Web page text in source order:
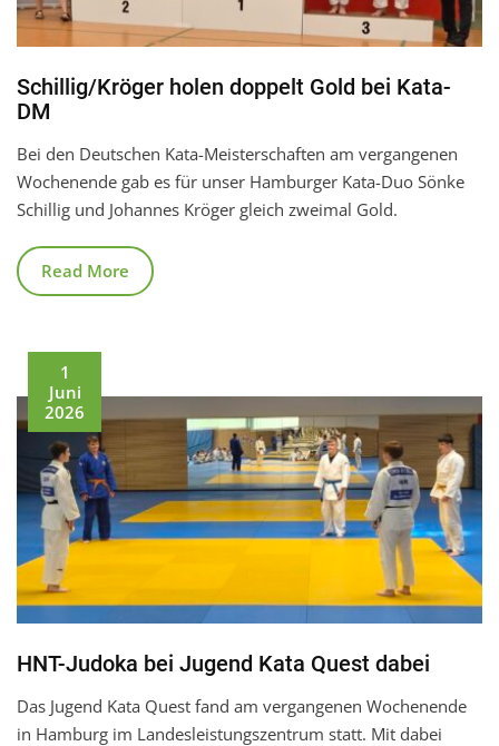
Schillig/Kröger holen doppelt Gold bei Kata-
DM
Bei den Deutschen Kata-Meisterschaften am vergangenen
Wochenende gab es für unser Hamburger Kata-Duo Sönke
Schillig und Johannes Kröger gleich zweimal Gold.
Read More
1
Juni
2026
HNT-Judoka bei Jugend Kata Quest dabei
Das Jugend Kata Quest fand am vergangenen Wochenende
in Hamburg im Landesleistungszentrum statt. Mit dabei